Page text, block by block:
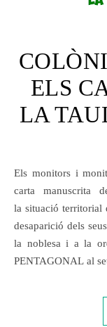
ELS
LA
Els monitors i monitores del Catesplai Planenc hem rebut una
carta manuscrita
la situació territorial
desaparició dels
la noblesa i a la
PENTAGONAL al